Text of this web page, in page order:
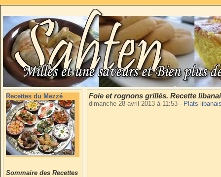
Recettes du Mezzé
Sommaire des Recettes
Foie et rognons grillés. Recette
dimanche 28 avril 2013 à 11:53 - Plats